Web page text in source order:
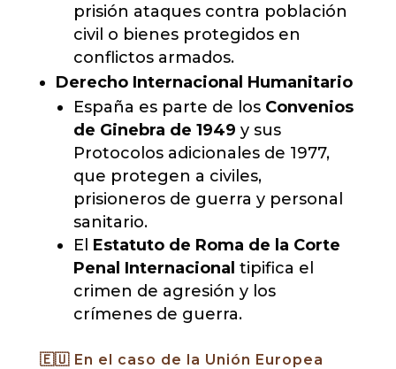
prisión ataques contra población
civil o bienes protegidos en
conflictos armados.
Derecho Internacional Humanitario
España es parte de los Convenios
de Ginebra de 1949 y sus
Protocolos adicionales de 1977,
que protegen a civiles,
prisioneros de guerra y personal
sanitario.
El Estatuto de Roma de la Corte
Penal Internacional tipifica el
crimen de agresión y los
crímenes de guerra.
🇪🇺 En el caso de la Unión Europea